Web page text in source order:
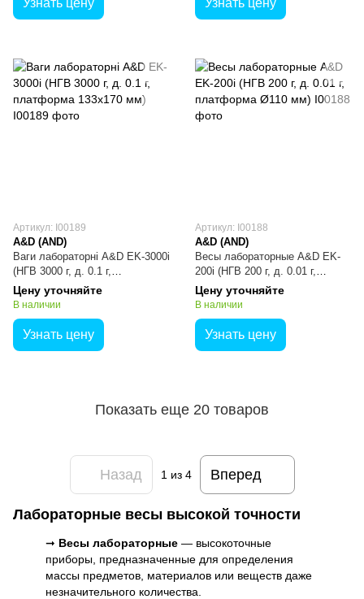
Лабораторные весы высокой точности
➞ Весы лабораторные — высокоточные
приборы, предназначенные для определения
массы предметов, материалов или веществ даже
незначительного количества.
Узнать цену Узнать цену
Артикул: I00189
A&D (AND)
Ваги лабораторні A&D EK-3000i
(НГВ 3000 г, д. 0.1 г,
платформа 133х170 мм)
Цену уточняйте
В наличии
Узнать цену
Артикул: I00188
A&D (AND)
Весы лабораторные A&D EK-
200i (НГВ 200 г, д. 0.01 г,
платформа Ø110 мм)
Цену уточняйте
В наличии
Узнать цену
Показать еще 20 товаров
Назад 1 из 4 Вперед